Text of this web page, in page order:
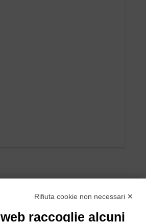
Rifiuta cookie non necessari ✕
raccoglie alcuni